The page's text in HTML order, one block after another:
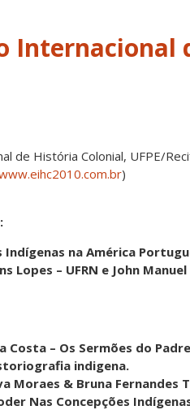
Internacional
de História Colonial, UFPE/
.com.br)
na América
Lopes – UFRN e John
Costa – Os Sermões do
indigena.
Moraes & Bruna Fernandes
Nas Concepções